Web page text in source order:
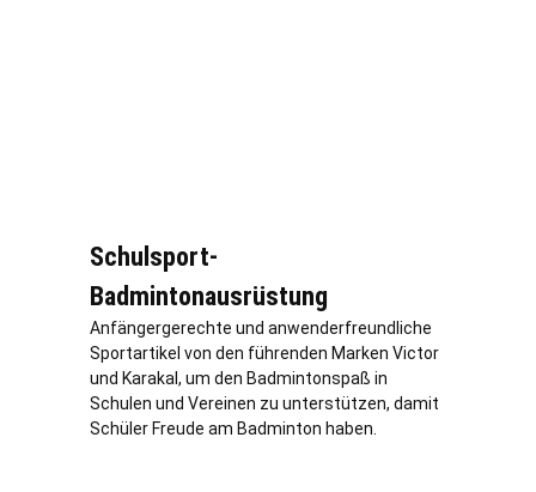
Schulsport-
Badmintonausrüstung
Anfängergerechte und anwenderfreundliche
Sportartikel von den führenden Marken Victor
und Karakal, um den Badmintonspaß in
Schulen und Vereinen zu unterstützen, damit
Schüler Freude am Badminton haben.